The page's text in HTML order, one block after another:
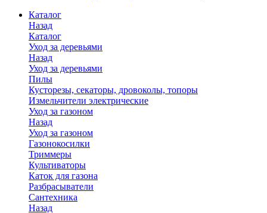
Каталог
Назад
Каталог
Уход за деревьями
Назад
Уход за деревьями
Пилы
Кусторезы, секаторы, дровоколы, топоры
Измельчители электрические
Уход за газоном
Назад
Уход за газоном
Газонокосилки
Триммеры
Культиваторы
Каток для газона
Разбрасыватели
Сантехника
Назад